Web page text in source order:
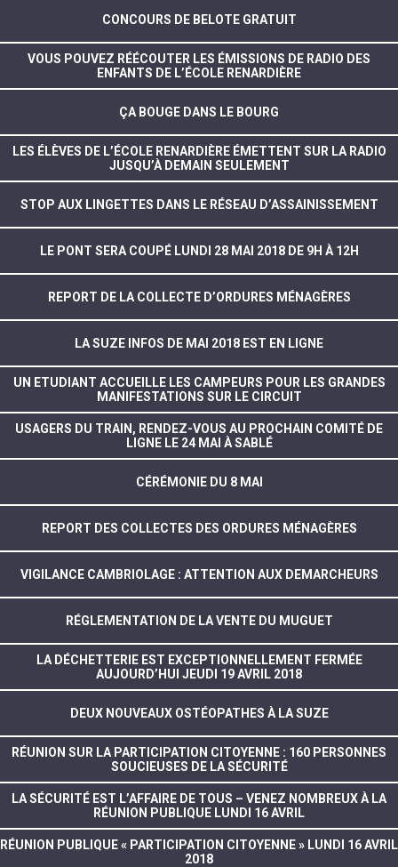
CONCOURS DE BELOTE GRATUIT
VOUS POUVEZ RÉÉCOUTER LES ÉMISSIONS DE RADIO DES
ENFANTS DE L’ÉCOLE RENARDIÈRE
ÇA BOUGE DANS LE BOURG
LES ÉLÈVES DE L’ÉCOLE RENARDIÈRE ÉMETTENT SUR LA RADIO
JUSQU’À DEMAIN SEULEMENT
STOP AUX LINGETTES DANS LE RÉSEAU D’ASSAINISSEMENT
LE PONT SERA COUPÉ LUNDI 28 MAI 2018 DE 9H À 12H
REPORT DE LA COLLECTE D’ORDURES MÉNAGÈRES
LA SUZE INFOS DE MAI 2018 EST EN LIGNE
UN ETUDIANT ACCUEILLE LES CAMPEURS POUR LES GRANDES
MANIFESTATIONS SUR LE CIRCUIT
USAGERS DU TRAIN, RENDEZ-VOUS AU PROCHAIN COMITÉ DE
LIGNE LE 24 MAI À SABLÉ
CÉRÉMONIE DU 8 MAI
REPORT DES COLLECTES DES ORDURES MÉNAGÈRES
VIGILANCE CAMBRIOLAGE : ATTENTION AUX DEMARCHEURS
RÉGLEMENTATION DE LA VENTE DU MUGUET
LA DÉCHETTERIE EST EXCEPTIONNELLEMENT FERMÉE
AUJOURD’HUI JEUDI 19 AVRIL 2018
DEUX NOUVEAUX OSTÉOPATHES À LA SUZE
RÉUNION SUR LA PARTICIPATION CITOYENNE : 160 PERSONNES
SOUCIEUSES DE LA SÉCURITÉ
LA SÉCURITÉ EST L’AFFAIRE DE TOUS – VENEZ NOMBREUX À LA
RÉUNION PUBLIQUE LUNDI 16 AVRIL
RÉUNION PUBLIQUE « PARTICIPATION CITOYENNE » LUNDI 16 AVRIL
2018